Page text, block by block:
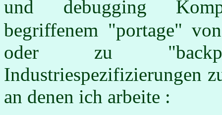
und debugging
begriffenem "portage"
oder zu
Industriespezifizierungen
an denen ich arbeite :